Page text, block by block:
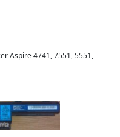
Aspire 4741, 7551, 5551,